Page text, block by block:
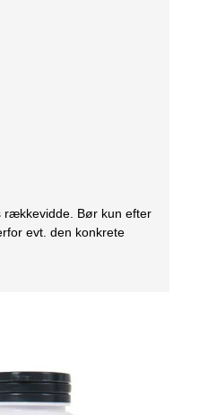
rækkevidde. Bør kun efter
evt. den konkrete